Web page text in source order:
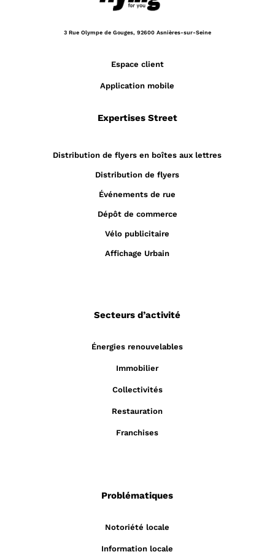
3 Rue Olympe de Gouges, 92600 Asnières-sur-Seine
Espace client
Application mobile
Expertises Street
Distribution de flyers en boîtes aux lettres
Distribution de flyers
Événements de rue
Dépôt de commerce
Vélo publicitaire
Affichage Urbain
Secteurs d’activité
Énergies renouvelables
Immobilier
Collectivités
Restauration
Franchises
Problématiques
Notoriété locale
Information locale